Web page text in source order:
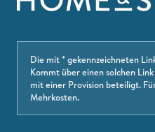
Die mit * gekennzeichneten
Kommt über einen solchen
mit einer Provision beteiligt.
Mehrkosten.